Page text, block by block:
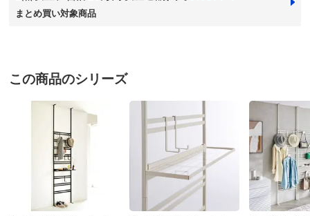
送料・送料種
基本配送料：¥
■色：（ア）ブラック、（イ）ホワイト
■サイズ：径6.5cm、設置時奥行5.2cm
■素材：スチール（メラミン樹脂焼付塗装）
■重量：0.17kg
ディノスのサイズ（家具）
まとめ買い対象商品
この商品のシリーズ